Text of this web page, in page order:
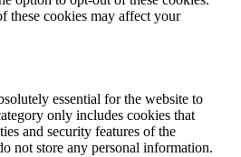
these cookies may affect your
essential for the website to
only includes cookies that
and security features of the
not store any personal information.